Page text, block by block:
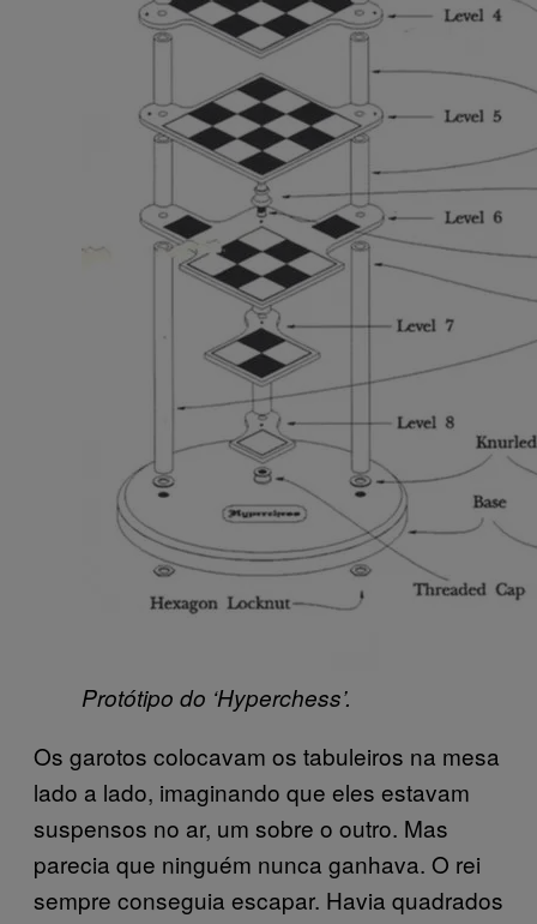
Protótipo do ‘Hyperchess’.
Os garotos colocavam os tabuleiros na mesa
lado a lado, imaginando que eles estavam
suspensos no ar, um sobre o outro. Mas
parecia que ninguém nunca ganhava. O rei
sempre conseguia escapar. Havia quadrados